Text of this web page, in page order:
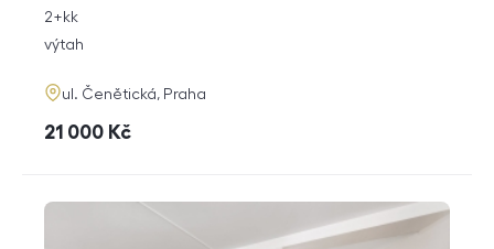
rozměry
dispozice
2+kk
funkce
výtah
adresa
ul. Čenětická, Praha
cena
21 000 Kč